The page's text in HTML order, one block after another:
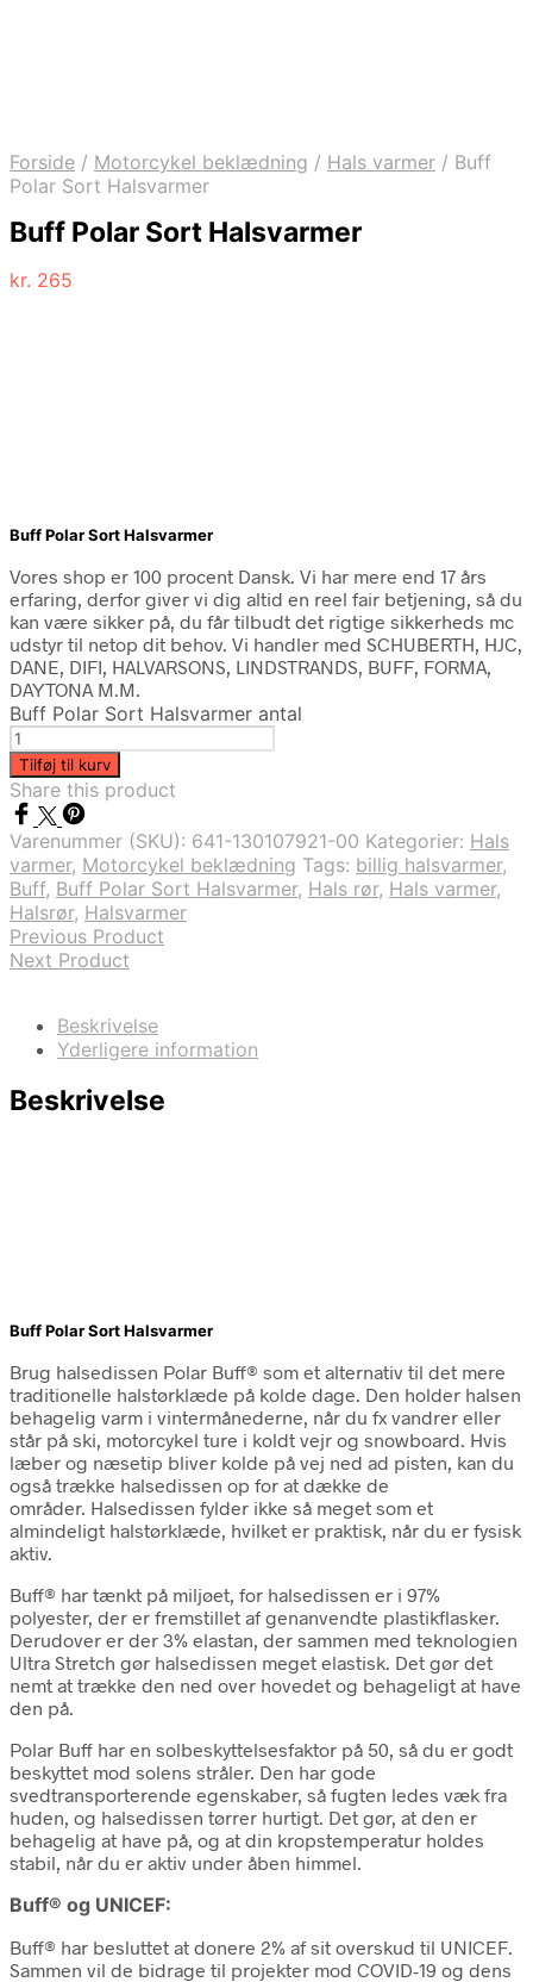
Forside / Motorcykel beklædning / Hals varmer / Buff
Polar Sort Halsvarmer
Buff Polar Sort Halsvarmer
kr. 265
Buff Polar Sort Halsvarmer
Vores shop er 100 procent Dansk. Vi har mere end 17 års
erfaring, derfor giver vi dig altid en reel fair betjening, så du
kan være sikker på, du får tilbudt det rigtige sikkerheds mc
udstyr til netop dit behov. Vi handler med SCHUBERTH, HJC,
DANE, DIFI, HALVARSONS, LINDSTRANDS, BUFF, FORMA,
DAYTONA M.M.
Buff Polar Sort Halsvarmer antal
Tilføj til kurv
Share this product
Varenummer (SKU): 641-130107921-00 Kategorier: Hals
varmer, Motorcykel beklædning Tags: billig halsvarmer,
Buff, Buff Polar Sort Halsvarmer, Hals rør, Hals varmer,
Halsrør, Halsvarmer
Previous Product
Next Product
Beskrivelse
Yderligere information
Beskrivelse
Buff Polar Sort Halsvarmer
Brug halsedissen Polar Buff® som et alternativ til det mere
traditionelle halstørklæde på kolde dage. Den holder halsen
behagelig varm i vintermånederne, når du fx vandrer eller
står på ski, motorcykel ture i koldt vejr og snowboard. Hvis
læber og næsetip bliver kolde på vej ned ad pisten, kan du
også trække halsedissen op for at dække de
områder. Halsedissen fylder ikke så meget som et
almindeligt halstørklæde, hvilket er praktisk, når du er fysisk
aktiv.
Buff® har tænkt på miljøet, for halsedissen er i 97%
polyester, der er fremstillet af genanvendte plastikflasker.
Derudover er der 3% elastan, der sammen med teknologien
Ultra Stretch gør halsedissen meget elastisk. Det gør det
nemt at trække den ned over hovedet og behageligt at have
den på.
Polar Buff har en solbeskyttelsesfaktor på 50, så du er godt
beskyttet mod solens stråler. Den har gode
svedtransporterende egenskaber, så fugten ledes væk fra
huden, og halsedissen tørrer hurtigt. Det gør, at den er
behagelig at have på, og at din kropstemperatur holdes
stabil, når du er aktiv under åben himmel.
Buff® og UNICEF:
Buff® har besluttet at donere 2% af sit overskud til UNICEF.
Sammen vil de bidrage til projekter mod COVID-19 og dens